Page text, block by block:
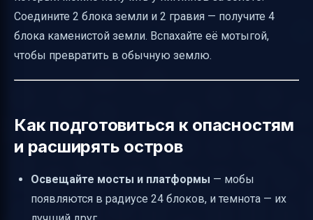
Соедините 2 блока земли и 2 гравия — получите 4
блока каменистой земли. Вспахайте её мотыгой,
чтобы превратить в обычную землю.
Как подготовиться к опасностям
и расширять остров
Освещайте мосты и платформы — мобы
появляются в радиусе 24 блоков, и темнота — их